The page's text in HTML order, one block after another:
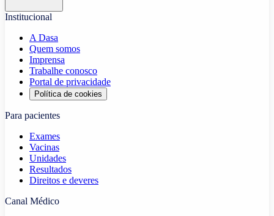
Institucional
A Dasa
Quem somos
Imprensa
Trabalhe conosco
Portal de privacidade
Política de cookies
Para pacientes
Exames
Vacinas
Unidades
Resultados
Direitos e deveres
Canal Médico